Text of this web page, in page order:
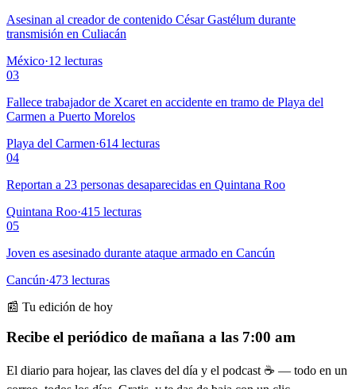
Asesinan al creador de contenido César Gastélum durante
transmisión en Culiacán
México·12 lecturas
03
Fallece trabajador de Xcaret en accidente en tramo de Playa del
Carmen a Puerto Morelos
Playa del Carmen·614 lecturas
04
Reportan a 23 personas desaparecidas en Quintana Roo
Quintana Roo·415 lecturas
05
Joven es asesinado durante ataque armado en Cancún
Cancún·473 lecturas
📰 Tu edición de hoy
Recibe el periódico de mañana a las 7:00 am
El diario para hojear, las claves del día y el podcast ☕ — todo en un